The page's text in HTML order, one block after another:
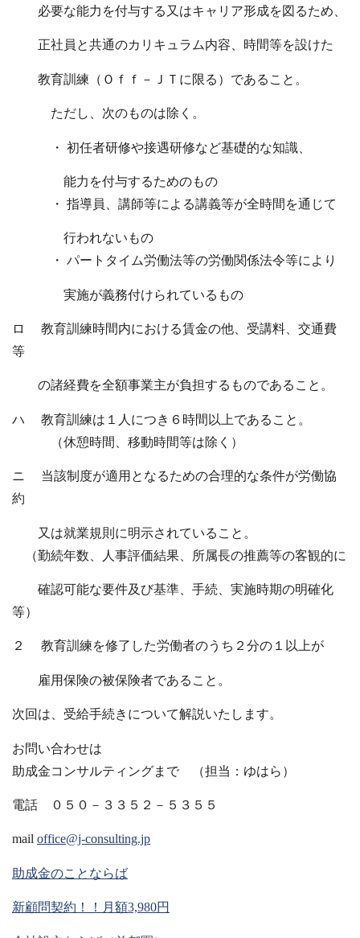
必要な能力を付与する又はキャリア形成を図るため、
正社員と共通のカリキュラム内容、時間等を設けた
教育訓練（Ｏｆｆ－ＪＴに限る）であること。
ただし、次のものは除く。
・ 初任者研修や接遇研修など基礎的な知識、
能力を付与するためのもの
・ 指導員、講師等による講義等が全時間を通じて
行われないもの
・ パートタイム労働法等の労働関係法令等により
実施が義務付けられているもの
ロ 教育訓練時間内における賃金の他、受講料、交通費
等
の諸経費を全額事業主が負担するものであること。
ハ 教育訓練は１人につき６時間以上であること。
（休憩時間、移動時間等は除く）
ニ 当該制度が適用となるための合理的な条件が労働協
約
又は就業規則に明示されていること。
（勤続年数、人事評価結果、所属長の推薦等の客観的に
確認可能な要件及び基準、手続、実施時期の明確化
等）
２ 教育訓練を修了した労働者のうち２分の１以上が
雇用保険の被保険者であること。
次回は、受給手続きについて解説いたします。
お問い合わせは
助成金コンサルティングまで （担当：ゆはら）
電話 ０５０－３３５２－５３５５
mail office@j-consulting.jp
助成金のことならば
新顧問契約！！月額3,980円